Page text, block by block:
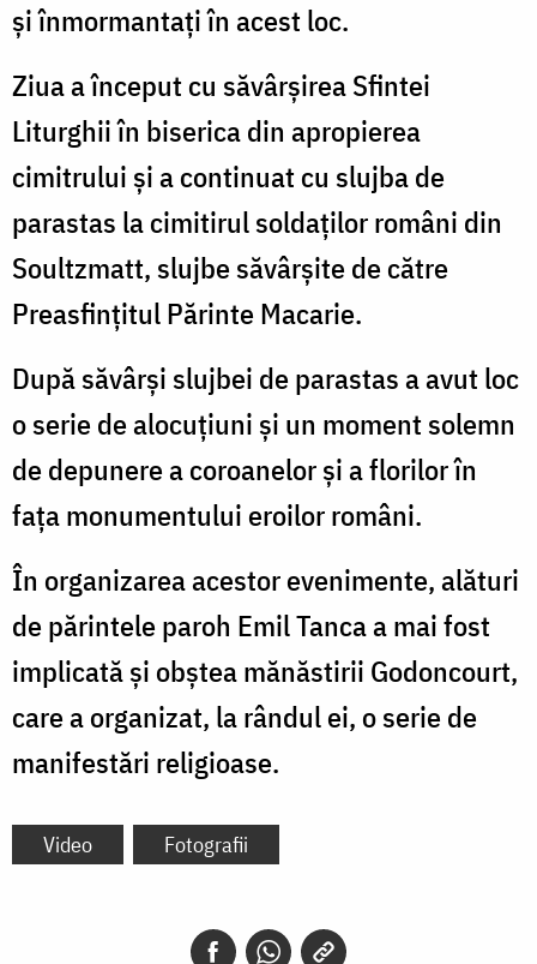
și înmormantați în acest loc.
Ziua a început cu săvârșirea Sfintei
Liturghii în biserica din apropierea
cimitrului și a continuat cu slujba de
parastas la cimitirul soldaților români din
Soultzmatt, slujbe săvârșite de către
Preasfințitul Părinte Macarie.
După săvârși slujbei de parastas a avut loc
o serie de alocuțiuni și un moment solemn
de depunere a coroanelor și a florilor în
fața monumentului eroilor români.
În organizarea acestor evenimente, alături
de părintele paroh Emil Tanca a mai fost
implicată și obștea mănăstirii Godoncourt,
care a organizat, la rândul ei, o serie de
manifestări religioase.
Video Fotografii